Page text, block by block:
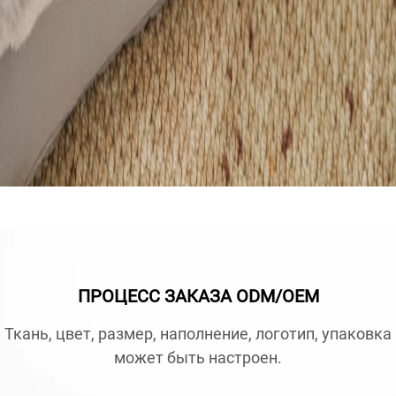
ПРОЦЕСС ЗАКАЗА ODM/OEM
Ткань, цвет, размер, наполнение, логотип, упаковка
может быть настроен.